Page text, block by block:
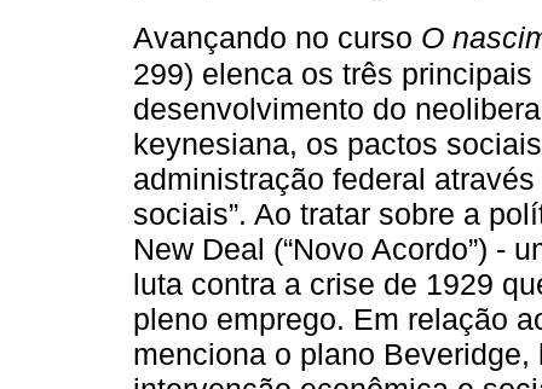
Avançando no curso O
299) elenca os três
desenvolvimento do
keynesiana, os pactos
administração federal
sociais”. Ao tratar sobre a
New Deal (“Novo Acordo”) -
luta contra a crise de 1929
pleno emprego. Em relação
menciona o plano